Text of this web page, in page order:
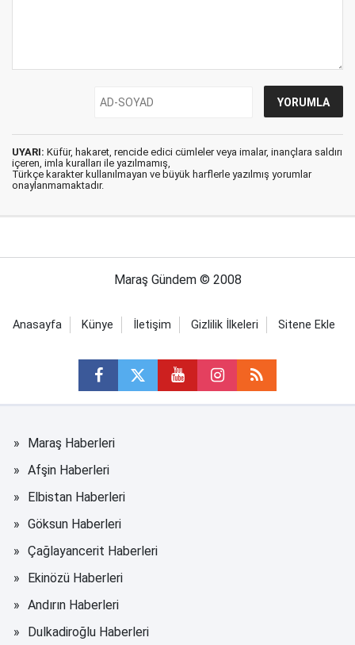
UYARI: Küfür, hakaret, rencide edici cümleler veya imalar, inançlara saldırı
içeren, imla kuralları ile yazılmamış,
Türkçe karakter kullanılmayan ve büyük harflerle yazılmış yorumlar
onaylanmamaktadır.
Maraş Gündem © 2008
Anasayfa Künye İletişim Gizlilik İlkeleri Sitene Ekle
Maraş Haberleri
Afşin Haberleri
Elbistan Haberleri
Göksun Haberleri
Çağlayancerit Haberleri
Ekinözü Haberleri
Andırın Haberleri
Dulkadiroğlu Haberleri